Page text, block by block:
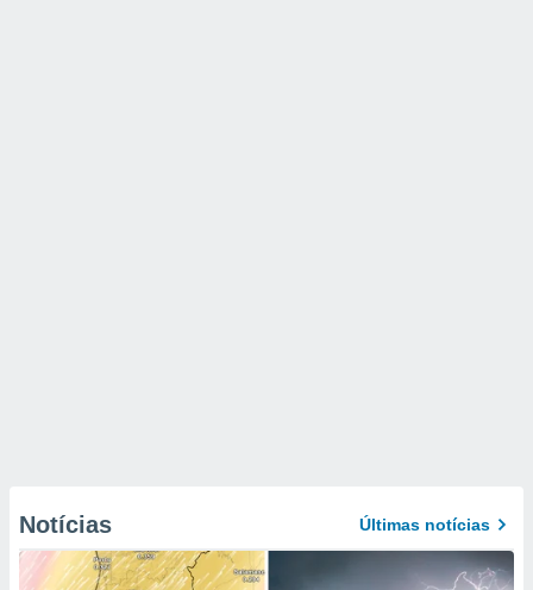
Notícias Últimas notícias